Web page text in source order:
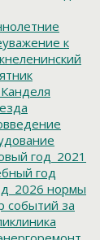
к
год_2021
год
нормы
событий за